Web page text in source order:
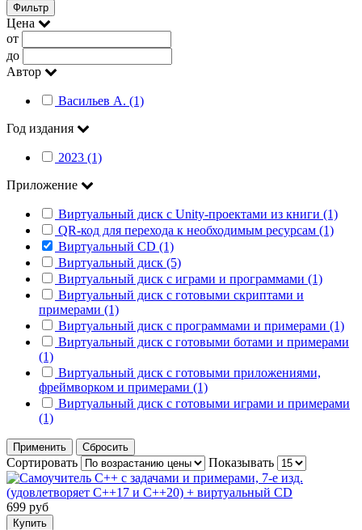
Фильтр
Цена
от
до
Автор
Васильев А. (1)
Год издания
2023 (1)
Приложение
Виртуальный диск с Unity-проектами из книги (1)
QR-код для перехода к необходимым ресурсам (1)
Виртуальный CD (1)
Виртуальный диск (5)
Виртуальный диск с играми и программами (1)
Виртуальный диск с готовыми скриптами и
примерами (1)
Виртуальный диск с программами и примерами (1)
Виртуальный диск с готовыми ботами и примерами
(1)
Виртуальный диск с готовыми приложениями,
фреймворком и примерами (1)
Виртуальный диск с готовыми играми и примерами
(1)
Применить Сбросить
Сортировать Показывать
699 руб
Купить